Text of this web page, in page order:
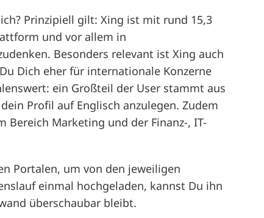
Prinzipiell gilt: Xing ist mit rund 15,3
und vor allem in
Besonders relevant ist Xing auch
Dich eher für internationale Konzerne
ein Großteil der User stammt aus
Profil auf Englisch anzulegen. Zudem
Bereich Marketing und der Finanz-, IT-
Portalen, um von den jeweiligen
einmal hochgeladen, kannst Du ihn
überschaubar bleibt.